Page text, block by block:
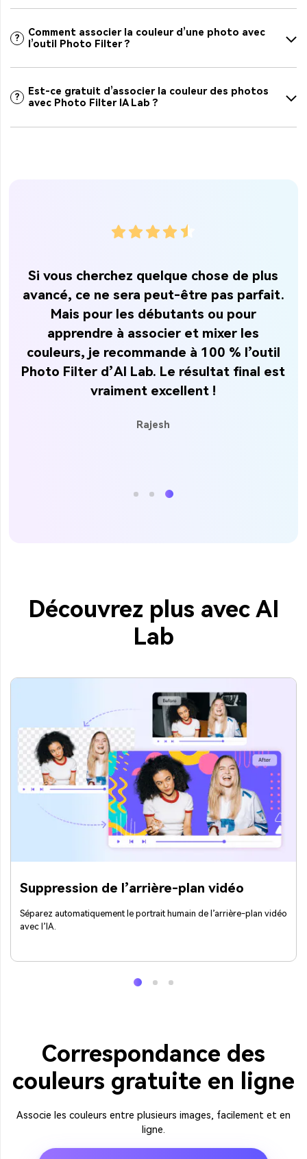
?
Comment associer la couleur d’une photo avec
l’outil Photo Filter ?
?
Est-ce gratuit d’associer la couleur des photos
avec Photo Filter IA Lab ?
Si vous cherchez quelque chose de plus
avancé, ce ne sera peut-être pas parfait.
Mais pour les débutants ou pour
apprendre à associer et mixer les
couleurs, je recommande à 100 % l’outil
Photo Filter d’AI Lab. Le résultat final est
vraiment excellent !
Rajesh
Découvrez plus avec AI
Lab
Suppression de l’arrière-plan vidéo
Séparez automatiquement le portrait humain de l’arrière-plan vidéo
avec l’IA.
Correspondance des
couleurs gratuite en ligne
Associe les couleurs entre plusieurs images, facilement et en
ligne.